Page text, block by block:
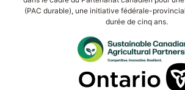
(PAC durable), une initiative fédérale-
durée de cinq ans.